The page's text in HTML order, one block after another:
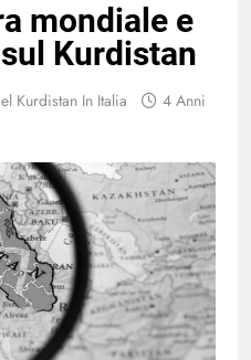
mondiale e
Kurdistan
Kurdistan In Italia
4 Anni